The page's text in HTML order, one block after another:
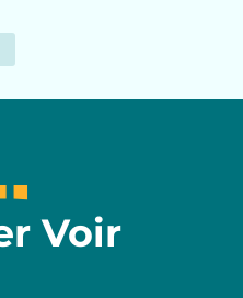
Voir